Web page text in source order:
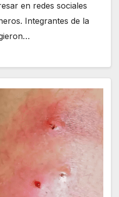
en redes sociales
Integrantes de la